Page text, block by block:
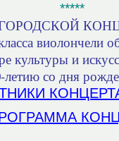
*****
виолончели
культуры и
со дня